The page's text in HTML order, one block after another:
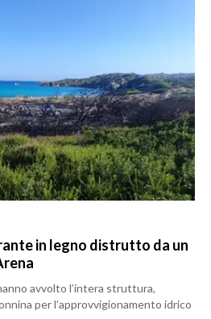
in legno distrutto da un
avvolto l’intera struttura,
per l’approvvigionamento idrico